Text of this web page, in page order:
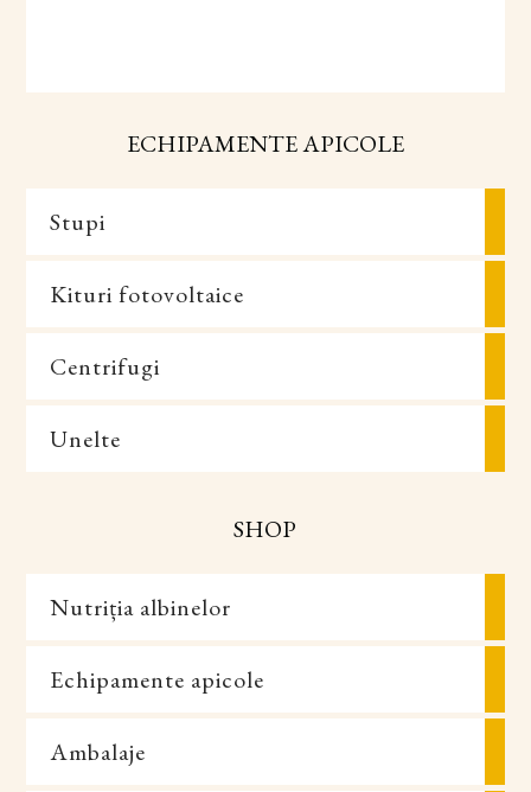
ECHIPAMENTE APICOLE
Stupi
Kituri fotovoltaice
Centrifugi
Unelte
SHOP
Nutriția albinelor
Echipamente apicole
Ambalaje